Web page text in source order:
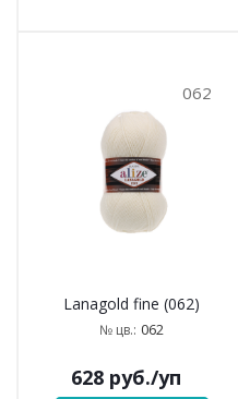
062
Lanagold fine (062)
№ цв.: 062
628 руб./уп